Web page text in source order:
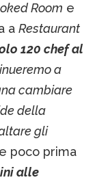
Room e
a Restaurant
120 chef al
a
cambiare
della
gli
poco prima
alle